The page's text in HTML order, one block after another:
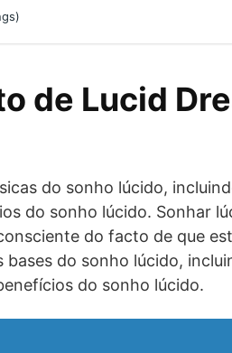
de Lucid
do sonho lúcido,
do sonho lúcido. Sonhar
do facto de que
do sonho lúcido,
do sonho lúcido.